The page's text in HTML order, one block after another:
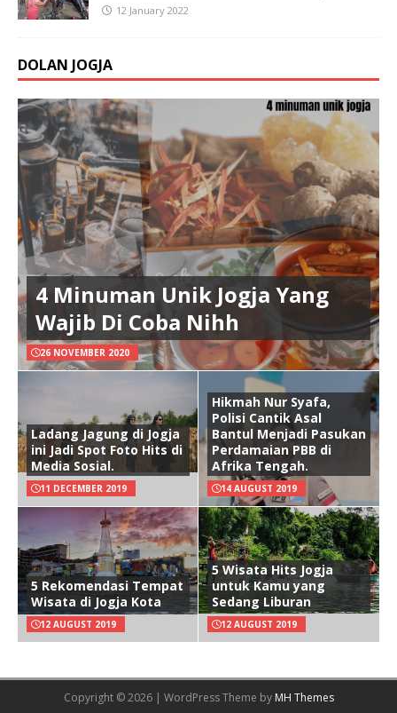
12 January 2022
DOLAN JOGJA
4 Minuman Unik Jogja Yang
Wajib Di Coba Nihh
26 NOVEMBER 2020
Ladang Jagung di Jogja
ini Jadi Spot Foto Hits di
Media Sosial.
11 DECEMBER 2019
Hikmah Nur Syafa,
Polisi Cantik Asal
Bantul Menjadi Pasukan
Perdamaian PBB di
Afrika Tengah.
14 AUGUST 2019
5 Rekomendasi Tempat
Wisata di Jogja Kota
12 AUGUST 2019
5 Wisata Hits Jogja
untuk Kamu yang
Sedang Liburan
12 AUGUST 2019
Copyright © 2026 | WordPress Theme by MH Themes